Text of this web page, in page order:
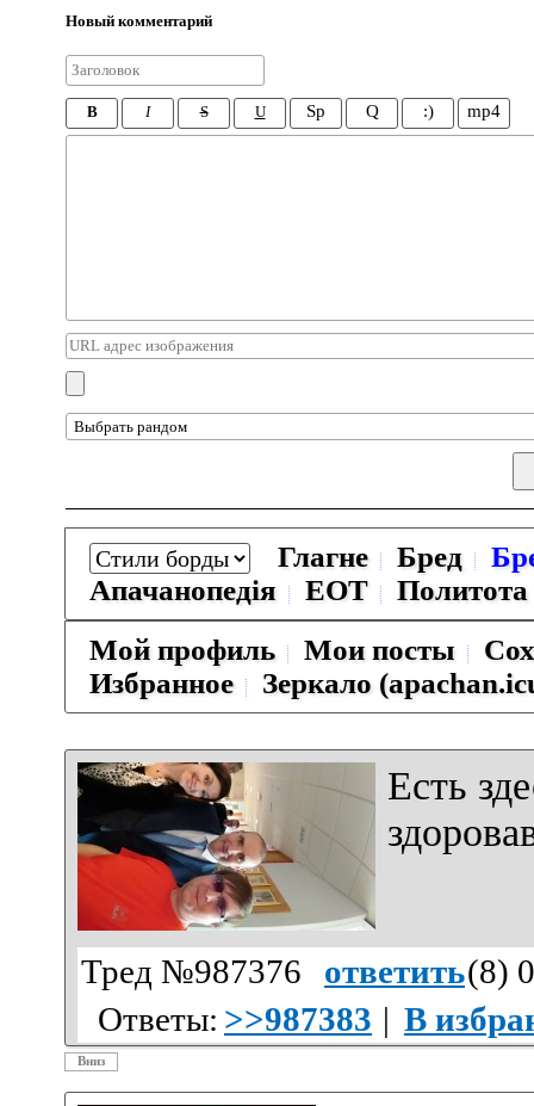
Новый комментарий
B I S U Sp Q :) mp4
Глагне Бред
Апачанопедiя
ЕОТ
Политота
Мой профиль
Мои посты
Избранное
Зеркало
Есть
Тред №987376 ответить(8)
Ответы: >>987383 | В
Вниз